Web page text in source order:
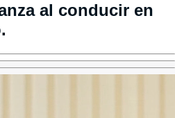
al conducir en